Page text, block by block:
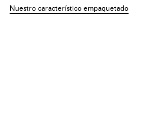
Nuestro característico empaquetado